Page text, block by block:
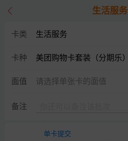
生活服务
卡类 生活服务
卡种 美团购物卡套装（分期乐）
面值 请选择单张卡的面值
备注
单卡提交